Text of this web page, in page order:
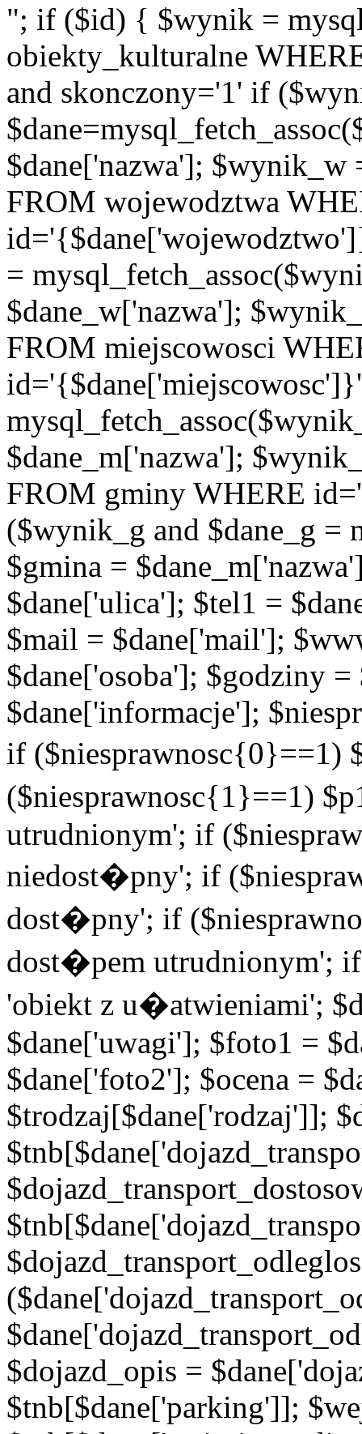
"; if ($id) { $wynik =
obiekty_kulturalne
and skonczony='1' if
$dane['nazwa'];
FROM wojewodztwa
=
$dane_w['nazwa'];
FROM miejscowosci
$dane_m['nazwa'];
FROM gminy WHERE
($wynik_g and $dane_g =
$gmina =
$dane['ulica']; $tel1 =
$mail = $dane['mail'];
$dane['osoba']; $godziny
$dane['informacje'];
if ($niesprawnosc{0}==1)
($niesprawnosc{1}==1)
utrudnionym'; if
niedost�pny'; if
dost�pny'; if
dost�pem utrudnionym';
'obiekt z u�atwieniami';
$dane['uwagi']; $foto1 =
$dane['foto2']; $ocena =
$trodzaj[$dane['rodzaj']];
$dojazd_opis =
$tnb[$dane['parking']];